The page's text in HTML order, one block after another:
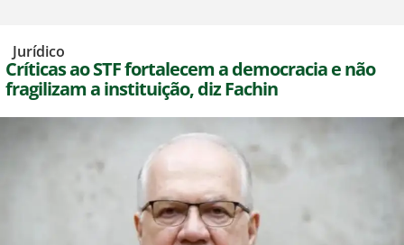
Jurídico
Críticas ao STF fortalecem a democracia e não
fragilizam a instituição, diz Fachin